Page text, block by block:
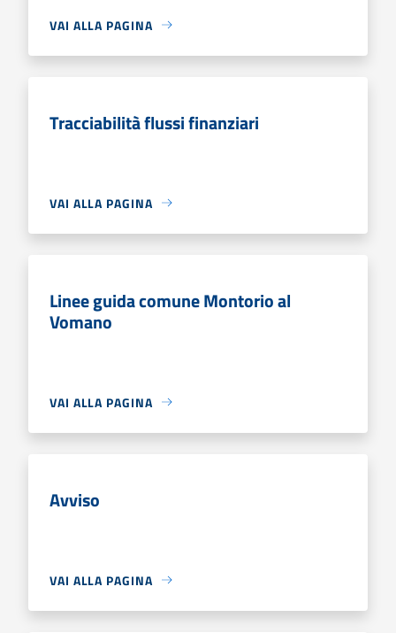
VAI ALLA PAGINA
Tracciabilità flussi finanziari
VAI ALLA PAGINA
Linee guida comune Montorio al
Vomano
VAI ALLA PAGINA
Avviso
VAI ALLA PAGINA